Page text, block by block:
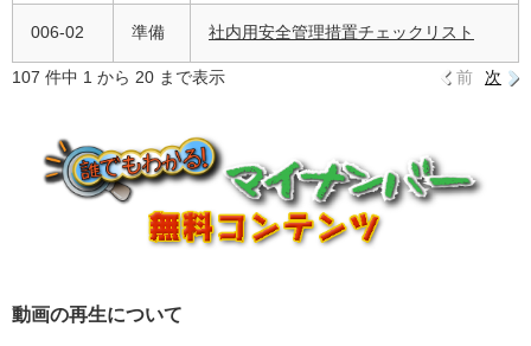
006-02 準備 社内用安全管理措置チェックリスト
107 件中 1 から 20 まで表示 前 次
動画の再生について